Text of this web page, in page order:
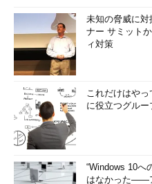
未知の脅威に
ナー サミット
ィ対策
これだけはや
に役立つグル
“Windows 10へ
はなかった――